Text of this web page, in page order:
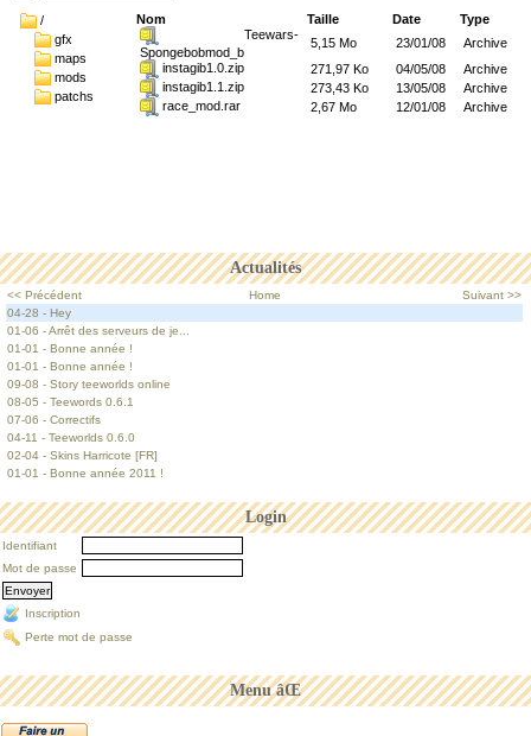
Menu âŒ
Actualités
<< Précédent Home
Suivant >>
04-28 - Hey
01-06 - Arrêt des serveurs de je...
01-01 - Bonne année !
01-01 - Bonne année !
09-08 - Story teeworlds online
08-05 - Teewords 0.6.1
07-06 - Correctifs
04-11 - Teeworlds 0.6.0
02-04 - Skins Harricote [FR]
01-01 - Bonne année 2011 !
Login
Identifiant
Mot de passe
Inscription
Perte mot de passe
/
gfx
maps
mods
patchs
Nom Taille Date
Type
Teewars-
Spongebobmod_b
5,15 Mo 23/01/08
Archive
instagib1.0.zip
271,97 Ko 04/05/08
Archive
instagib1.1.zip
273,43 Ko 13/05/08
Archive
race_mod.rar
2,67 Mo 12/01/08 Archive